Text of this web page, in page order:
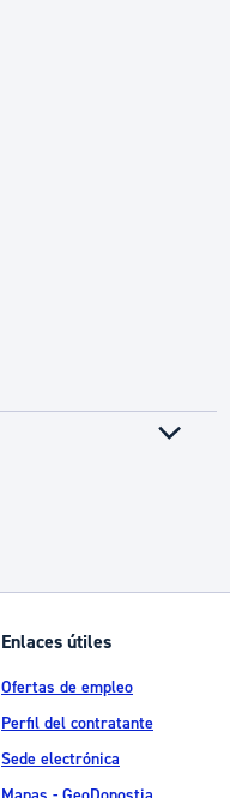
Enlaces útiles
Ofertas de empleo
Perfil del contratante
Sede electrónica